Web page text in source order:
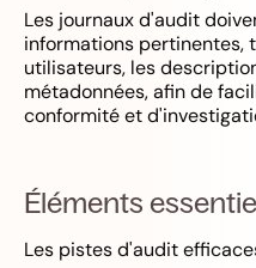
Les journaux d'audit
informations pertinentes,
utilisateurs, les
métadonnées, afin de
conformité et
Éléments
Les pistes d'audit